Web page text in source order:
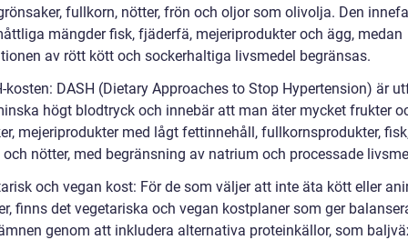
fullkorn, nötter, frön och oljor som olivolja. Den
mängder fisk, fjäderfä, mejeriprodukter och ägg, medan
av rött kött och sockerhaltiga livsmedel begränsas.
kosten: DASH (Dietary Approaches to Stop Hypertension) är
högt blodtryck och innebär att man äter mycket frukter
mejeriprodukter med lågt fettinnehåll, fullkornsprodukter,
nötter, med begränsning av natrium och processade
och vegan kost: För de som väljer att inte äta kött eller
finns det vegetariska och vegan kostplaner som ger
genom att inkludera alternativa proteinkällor, som